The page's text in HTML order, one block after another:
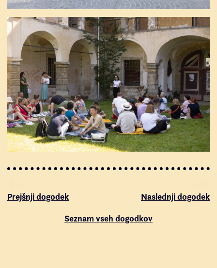
Prejšnji dogodek
Naslednji dogodek
Seznam vseh dogodkov